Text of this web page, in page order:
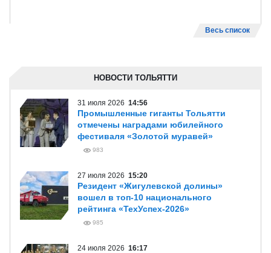
Весь список
НОВОСТИ ТОЛЬЯТТИ
31 июля 2026 14:56
Промышленные гиганты Тольятти
отмечены наградами юбилейного
фестиваля «Золотой муравей»
983
27 июля 2026 15:20
Резидент «Жигулевской долины»
вошел в топ-10 национального
рейтинга «ТехУспех-2026»
985
24 июля 2026 16:17